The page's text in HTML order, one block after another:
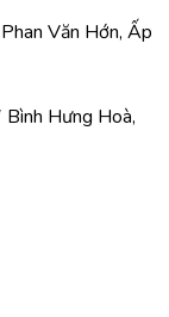
Văn Hớn, Ấp
Hưng Hoà,